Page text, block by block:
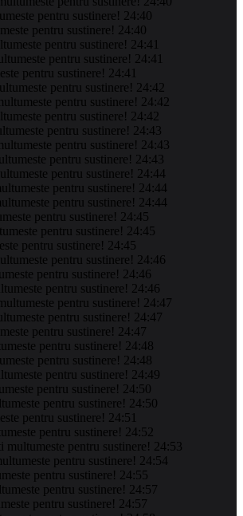
pentru sustinere! 24:40
pentru sustinere! 24:40
pentru sustinere! 24:41
pentru sustinere! 24:41
pentru sustinere! 24:41
pentru sustinere! 24:42
pentru sustinere! 24:42
pentru sustinere! 24:42
pentru sustinere! 24:43
pentru sustinere! 24:43
pentru sustinere! 24:43
pentru sustinere! 24:44
pentru sustinere! 24:44
pentru sustinere! 24:44
pentru sustinere! 24:45
pentru sustinere! 24:45
pentru sustinere! 24:45
pentru sustinere! 24:46
pentru sustinere! 24:46
pentru sustinere! 24:46
pentru sustinere! 24:47
pentru sustinere! 24:47
pentru sustinere! 24:47
pentru sustinere! 24:48
pentru sustinere! 24:48
pentru sustinere! 24:49
pentru sustinere! 24:50
pentru sustinere! 24:50
pentru sustinere! 24:51
pentru sustinere! 24:52
multumeste pentru sustinere! 24:53
pentru sustinere! 24:54
pentru sustinere! 24:55
pentru sustinere! 24:57
pentru sustinere! 24:57